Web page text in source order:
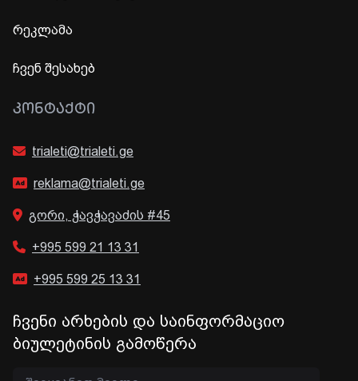
რეკლამა
ჩვენ შესახებ
ᲙᲝᲜᲢᲐᲥᲢᲘ
trialeti@trialeti.ge
reklama@trialeti.ge
გორი, ჭავჭავაძის #45
+995 599 21 13 31
+995 599 25 13 31
ჩვენი არხების და საინფორმაციო
ბიულეტინის გამოწერა